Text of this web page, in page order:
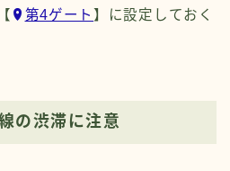
第4ゲート 】に設定しておく
の渋滞に注意